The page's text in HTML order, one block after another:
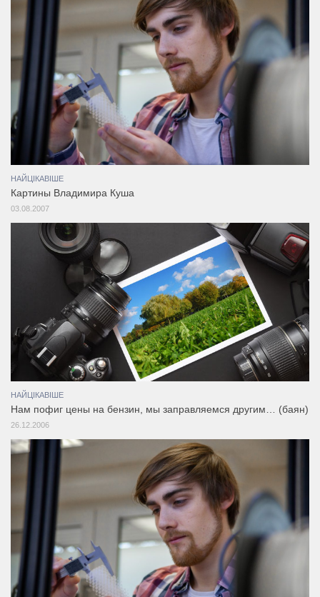
НАЙЦІКАВІШЕ
Картины Владимира Куша
03.08.2007
НАЙЦІКАВІШЕ
Нам пофиг цены на бензин, мы заправляемся другим… (баян)
26.12.2006